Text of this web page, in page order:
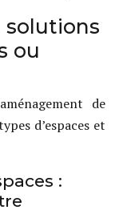
solutions
ou
de
d’espaces et
: